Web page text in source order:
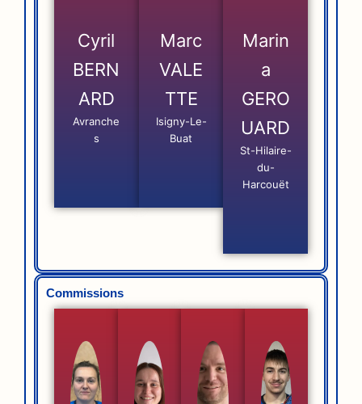
Cyril
BERN
ARD
Avranche
s
Marc
VALE
TTE
Isigny-Le-
Buat
Marin
a
GERO
UARD
St-Hilaire-
du-
Harcouët
Commissions